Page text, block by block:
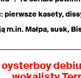
pierwsze kasety,
m.in. Małpa, susk,
oysterboy